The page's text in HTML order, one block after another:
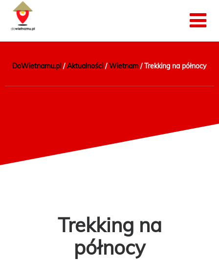
DoWietnamu.pl /Aktualności /Wietnam /Trekking na północy
Trekking na
północy